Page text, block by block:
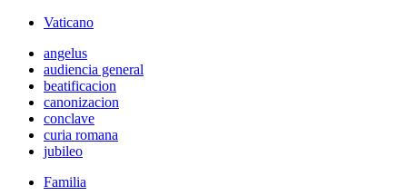
Vaticano
angelus
audiencia general
beatificacion
canonizacion
conclave
curia romana
jubileo
Familia